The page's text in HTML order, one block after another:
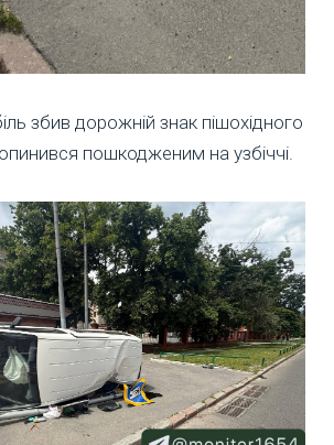
збив дорожній знак пішохідного
пошкодженим на узбіччі.